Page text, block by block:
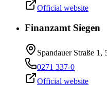
Official website
Finanzamt Siegen
Spandauer Straße 1,
0271 337-0
Official website